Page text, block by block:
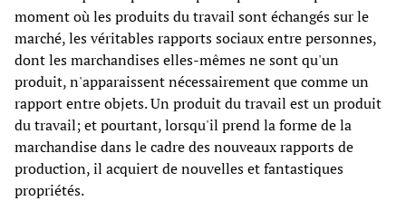
moment où les produits du travail sont échangés sur le
marché, les véritables rapports sociaux entre personnes,
dont les marchandises elles-mêmes ne sont qu'un
produit, n'apparaissent nécessairement que comme un
rapport entre objets. Un produit du travail est un produit
du travail; et pourtant, lorsqu'il prend la forme de la
marchandise dans le cadre des nouveaux rapports de
production, il acquiert de nouvelles et fantastiques
propriétés.